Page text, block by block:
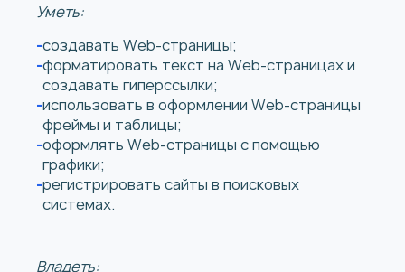
Уметь:
создавать Web-страницы;
форматировать текст на Web-страницах и
создавать гиперссылки;
использовать в оформлении Web-страницы
фреймы и таблицы;
оформлять Web-страницы с помощью
графики;
регистрировать сайты в поисковых
системах.
Владеть: